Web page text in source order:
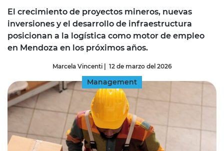
El crecimiento de proyectos mineros, nuevas
inversiones y el desarrollo de infraestructura
posicionan a la logística como motor de empleo
en Mendoza en los próximos años.
Marcela Vincenti| 12 de marzo del 2026
Management